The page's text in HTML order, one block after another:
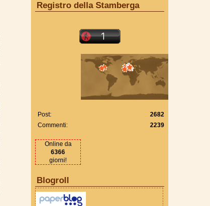
Registro della Stamberga
Post:
2682
Commenti:
2239
Online da
6366
giorni!
Blogroll